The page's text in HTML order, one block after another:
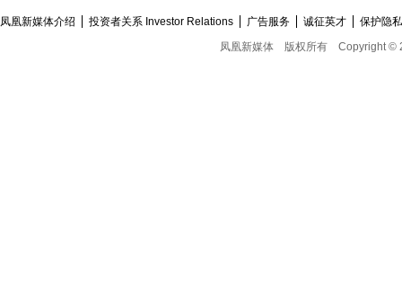
凤凰新媒体介绍 投资者关系 Investor Relations 广告服务 诚征英才
保护隐
凤凰新媒体
版权所有 Copyright ©